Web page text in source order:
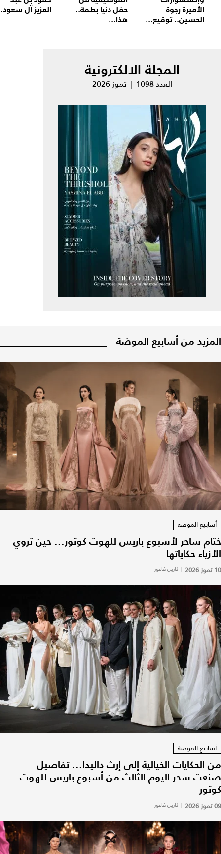
الأميرة رجوة
الحسين.. توقيع...
حفل دنيا بطمة..
هذا...
العزيز آل
المجلة الالكترونية
العدد 1098 | تموز 2026
المزيد من أسابيع الموضة
أسابيع الموضة
ختام ساحر لأسبوع باريس للهوت كوتور... حين تروي
الأزياء حكاياتها
10 تموز 2026 | كارين فاعور
أسابيع الموضة
من الحكايات الخيالية إلى إرث داليدا... تفاصيل
صنعت سحر اليوم الثالث من أسبوع باريس للهوت
كوتور
09 تموز 2026 | كارين فاعور